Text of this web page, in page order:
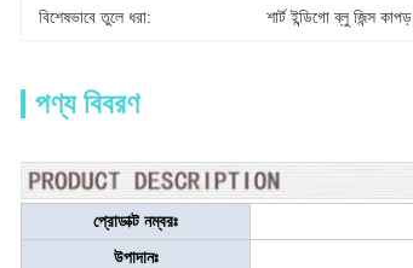
বিশেষভাবে তুলে ধরা: শার্ট ইন্ডিগো ব্লু জিন্স কাপড়
পণ্য বিবরণ
প্রোডাক্ট নম্বরঃ
উপাদানঃ